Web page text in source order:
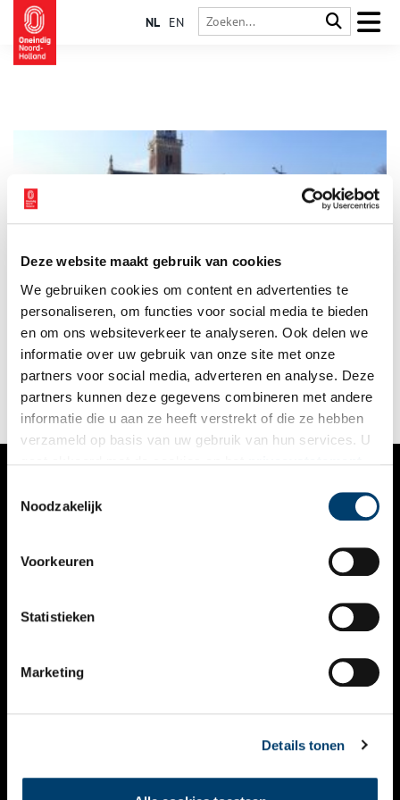
Deze website maakt gebruik van cookies
We gebruiken cookies om content en advertenties te
personaliseren, om functies voor social media te bieden
en om ons websiteverkeer te analyseren. Ook delen we
informatie over uw gebruik van onze site met onze
partners voor social media, adverteren en analyse. Deze
partners kunnen deze gegevens combineren met andere
informatie die u aan ze heeft verstrekt of die ze hebben
verzameld op basis van uw gebruik van hun services. U
Noodzakelijk
Voorkeuren
Statistieken
Marketing
Details tonen
NL EN
Toeterend trokken boze boeren naar Den Haag. Stikstof,
fijnstof, PFAS: je zou bijna terugverlangen naar de melkbus aan
de polderweg. Naar de boer die met een brik vol kazen naar de
markt rijdt. De boer uit het Kaasmuseum.
VERHALEN
KALENDER
THEMA’S
VIDEO’S
CONTACT